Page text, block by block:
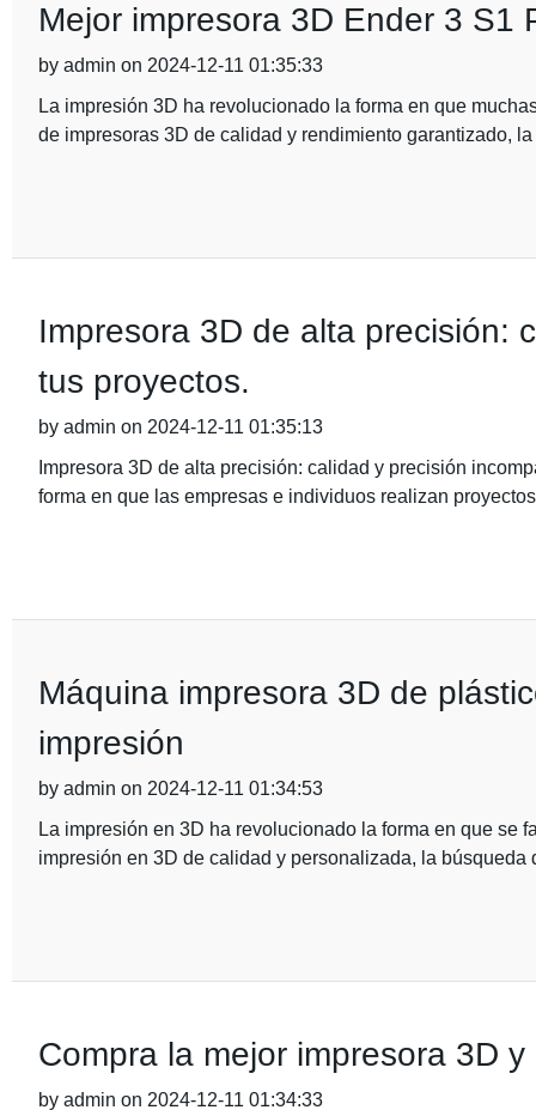
Mejor impresora 3D Ender 3 S1
by admin on 2024-12-11 01:35:33
La impresión 3D ha revolucionado la forma en que
de impresoras 3D de calidad y rendimiento garantizado,
Impresora 3D de alta precisión:
tus proyectos.
by admin on 2024-12-11 01:35:13
Impresora 3D de alta precisión: calidad y precisión
forma en que las empresas e individuos realizan
Máquina impresora 3D de
impresión
by admin on 2024-12-11 01:34:53
La impresión en 3D ha revolucionado la forma en que se
impresión en 3D de calidad y personalizada, la búsqueda
Compra la mejor impresora 3D
by admin on 2024-12-11 01:34:33